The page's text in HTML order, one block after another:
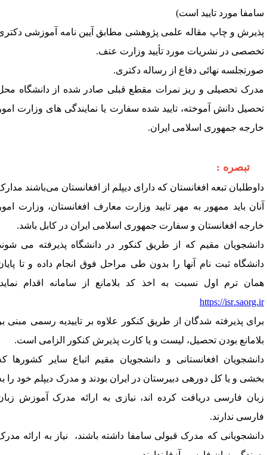
مورد تایید است)
و چاپ مقاله علمی پژوهشی مطابق آیین نامه آموزشی دکتری
در نشریات مورد تأیید وزارت عتف
نهائی دفاع از رساله دکتری.
تحصیلی و ریز نمرات مقطع قبلی صادر شده از دانشگاه محل
دانش آموخته، تایید شده سفارت یا نمایندگی های وزارت امور
جمهوری اسلامی ایران.
تبصره :
تبعه افغانستان که دارای دیپلم از افغانستان می‌باشند
مدارک
باید ممهور به مهر‌‌ تایید وزارت معارف افغانستان، وزارت امور
افغانستان و سفارت جمهوری اسلامی ایران در کابل باشد.
مقیم که از طریق کنکور در دانشگاه پذیرفته می شوند
ثبت نام آنها را بدون طی مراحل فوق انجام داده و تا
پایان
ترم اول نسبت به اخذ کد بلامانع سامانه اقدام نماید.
https://
پذیرفته شدگان از طریق کنکور علاوه بر تاییدیه رسمی مبنی بر
بودن تحصیل، لیست و یا کارت پذیرش کنکور الزامی است.
افغانستانی دانشجویان مقیم اتباع سایر کشورها
که
و یا کل دورهی دبیرستان در ایران بودند و مدرک دیپلم خود را
به
فارسی دریافت کرده اند، نیازی به ارائه مدرک آموزش زبان
ندارند.
که مدرک قبولی سامفا داشته باشند، نیاز به ارائه مدرک